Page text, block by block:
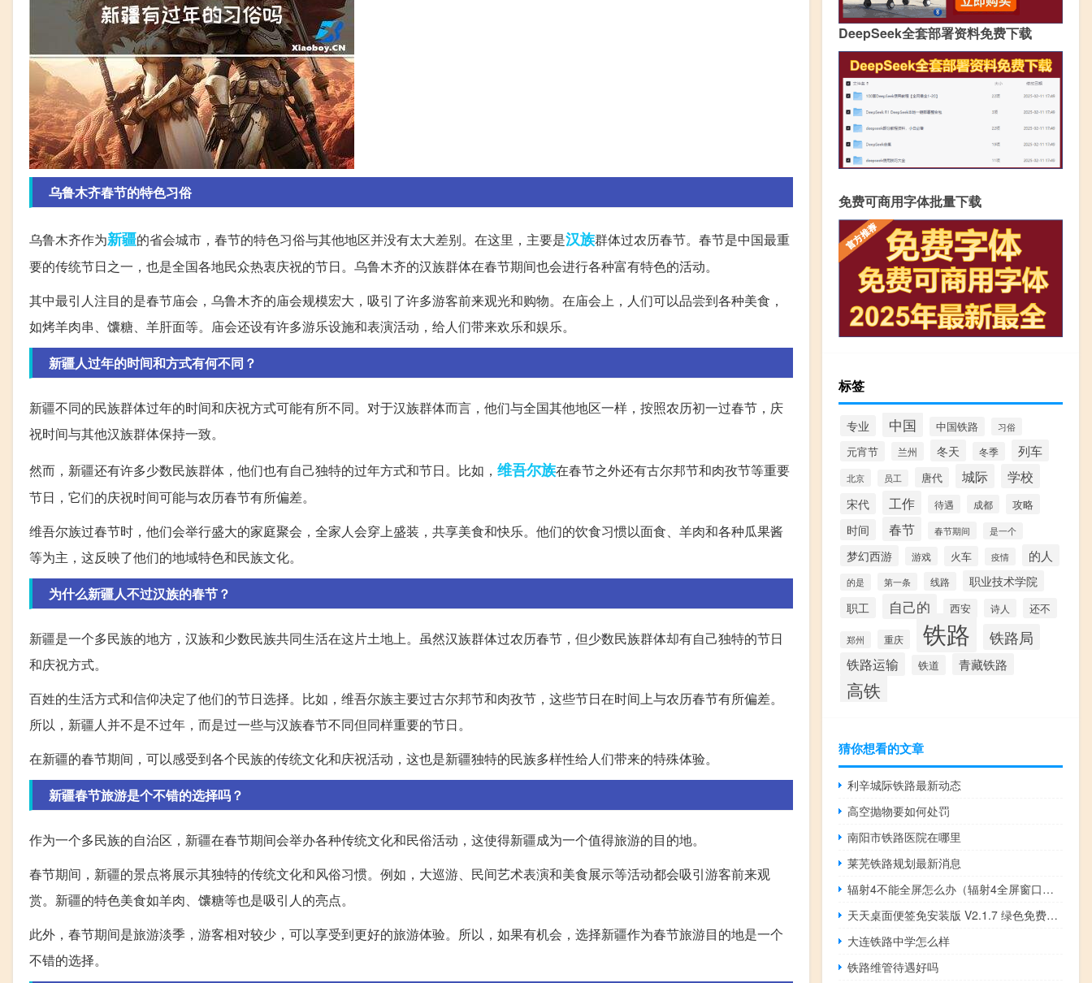
乌鲁木齐春节的特色习俗
乌鲁木齐作为新疆的省会城市，春节的特色习俗与其他地区并没有太大差别。在这里，主要是汉族群体过农历春节。春节是中国最重
要的传统节日之一，也是全国各地民众热衷庆祝的节日。乌鲁木齐的汉族群体在春节期间也会进行各种富有特色的活动。
其中最引人注目的是春节庙会，乌鲁木齐的庙会规模宏大，吸引了许多游客前来观光和购物。在庙会上，人们可以品尝到各种美食，
如烤羊肉串、馕糖、羊肝面等。庙会还设有许多游乐设施和表演活动，给人们带来欢乐和娱乐。
新疆人过年的时间和方式有何不同？
新疆不同的民族群体过年的时间和庆祝方式可能有所不同。对于汉族群体而言，他们与全国其他地区一样，按照农历初一过春节，庆
祝时间与其他汉族群体保持一致。
然而，新疆还有许多少数民族群体，他们也有自己独特的过年方式和节日。比如， 维吾尔族在春节之外还有古尔邦节和肉孜节等重要
节日，它们的庆祝时间可能与农历春节有所偏差。
维吾尔族过春节时，他们会举行盛大的家庭聚会，全家人会穿上盛装，共享美食和快乐。他们的饮食习惯以面食、羊肉和各种瓜果酱
等为主，这反映了他们的地域特色和民族文化。
为什么新疆人不过汉族的春节？
新疆是一个多民族的地方，汉族和少数民族共同生活在这片土地上。虽然汉族群体过农历春节，但少数民族群体却有自己独特的节日
和庆祝方式。
百姓的生活方式和信仰决定了他们的节日选择。比如，维吾尔族主要过古尔邦节和肉孜节，这些节日在时间上与农历春节有所偏差。
所以，新疆人并不是不过年，而是过一些与汉族春节不同但同样重要的节日。
在新疆的春节期间，可以感受到各个民族的传统文化和庆祝活动，这也是新疆独特的民族多样性给人们带来的特殊体验。
新疆春节旅游是个不错的选择吗？
作为一个多民族的自治区，新疆在春节期间会举办各种传统文化和民俗活动，这使得新疆成为一个值得旅游的目的地。
春节期间，新疆的景点将展示其独特的传统文化和风俗习惯。例如，大巡游、民间艺术表演和美食展示等活动都会吸引游客前来观
赏。新疆的特色美食如羊肉、馕糖等也是吸引人的亮点。
此外，春节期间是旅游淡季，游客相对较少，可以享受到更好的旅游体验。所以，如果有机会，选择新疆作为春节旅游目的地是一个
不错的选择。
DeepSeek全套部署资料免费下载
免费可商用字体批量下载
标签
专业 中国 中国铁路 习俗
元宵节 兰州 冬天 冬季 列车
北京 员工 唐代 城际 学校
宋代 工作 待遇 成都 攻略
时间 春节 春节期间 是一个
梦幻西游 游戏 火车 疫情 的人
的是 第一条 线路
职业技术学院
职工
自己的 西安 诗人 还不
郑州 重庆 铁路 铁路局
铁路运输 铁道 青藏铁路
高铁
猜你想看的文章
利辛城际铁路最新动态
高空抛物要如何处罚
南阳市铁路医院在哪里
莱芜铁路规划最新消息
辐射4不能全屏怎么办（辐射4全屏窗口化设置方法）
天天桌面便签免安装版 V2.1.7 绿色免费版（天天桌面便签免安装版 V2.1.7 绿色免费版功能简介）
大连铁路中学怎么样
铁路维管待遇好吗